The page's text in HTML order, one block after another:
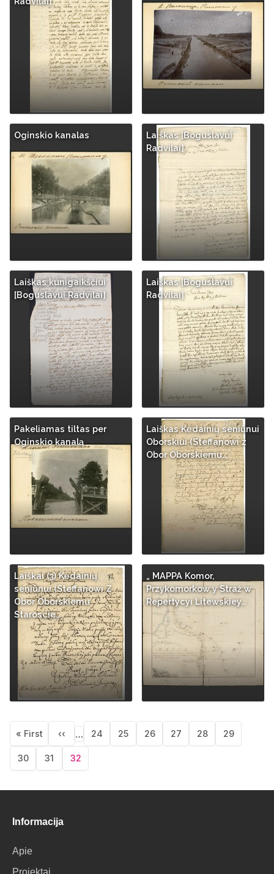
Oginskio kanalas
Laiškas [Boguslavui
Radvilai]
Laiškas kunigaikščiui
[Boguslavui Radvilai]
Laiškas [Boguslavui
Radvilai]
Pakeliamas tiltas per
Oginskio kanalą
Laiškas Kėdainių seniūnui
Oborskiui (Steffanowi z
Obor Oborskiemu…
Laiškai (3) Kėdainių
seniūnui (Steffanowi Z
Obor Oborskiemu
Staroscie…
„ MAPPA Komor,
Przykomorkow y Straż w
Repertycyi Litewskiey…
Pagination
First
page
« First
Previous
page
‹‹ … Puslapis
24
Puslapis
25
Puslapis
26
Puslapis
27
Puslapis
28
Puslapis
29
Puslapis
30
Puslapis
31
Current
32
Informacija
Apie
Projektai